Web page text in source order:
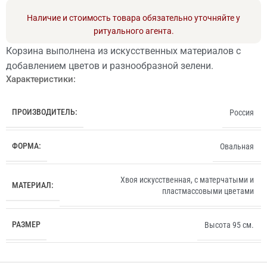
Наличие и стоимость товара обязательно уточняйте у
ритуального агента.
Корзина выполнена из искусственных материалов с
добавлением цветов и разнообразной зелени.
Характеристики:
ПРОИЗВОДИТЕЛЬ: Россия
ФОРМА: Овальная
МАТЕРИАЛ:
Хвоя искусственная, с матерчатыми и
пластмассовыми цветами
РАЗМЕР Высота 95 см.